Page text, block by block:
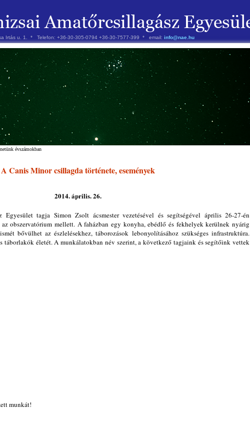
Irtás u. 1. * Telefon: +36-30-305-0794 +36-30-7577-399 * email: info@nae.hu
évszámokban
A Canis Minor csillagda története, események
2014. április. 26.
Egyesület tagja Simon Zsolt ácsmester vezetésével és segítségével április 26-27-én
obszervatórium mellett. A faházban egy konyha, ebédlő és fekhelyek kerülnek nyárig
bővülhet az észlelésekhez, táborozások lebonyolításához szükséges infrastruktúra.
táborlakók életét. A munkálatokban név szerint, a következő tagjaink és segítőink vettek
munkát!